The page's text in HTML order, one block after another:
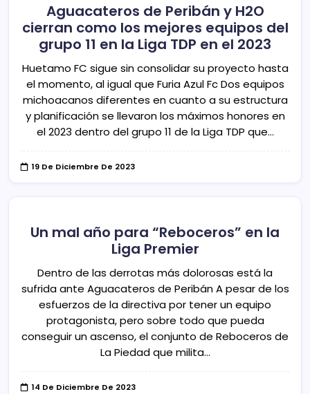
Aguacateros de Peribán y H2O
cierran como los mejores equipos del
grupo 11 en la Liga TDP en el 2023
Huetamo FC sigue sin consolidar su proyecto hasta
el momento, al igual que Furia Azul Fc Dos equipos
michoacanos diferentes en cuanto a su estructura
y planificación se llevaron los máximos honores en
el 2023 dentro del grupo 11 de la Liga TDP que…
19 De Diciembre De 2023
Un mal año para “Reboceros” en la
Liga Premier
Dentro de las derrotas más dolorosas está la
sufrida ante Aguacateros de Peribán A pesar de los
esfuerzos de la directiva por tener un equipo
protagonista, pero sobre todo que pueda
conseguir un ascenso, el conjunto de Reboceros de
La Piedad que milita…
14 De Diciembre De 2023